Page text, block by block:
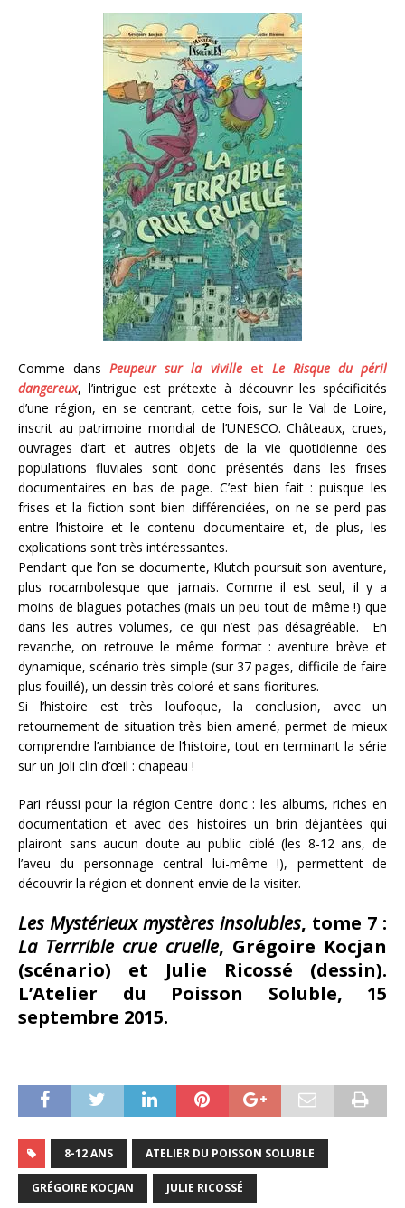
Comme dansPeupeur sur la vivilleet Le Risque du péril
dangereux, l’intrigue est prétexte à découvrir les spécificités
d’une région, en se centrant, cette fois, sur le Val de Loire,
inscrit au patrimoine mondial de l’UNESCO. Châteaux, crues,
ouvrages d’art et autres objets de la vie quotidienne des
populations fluviales sont donc présentés dans les frises
documentaires en bas de page. C’est bien fait : puisque les
frises et la fiction sont bien différenciées, on ne se perd pas
entre l’histoire et le contenu documentaire et, de plus, les
explications sont très intéressantes.
Pendant que l’on se documente, Klutch poursuit son aventure,
plus rocambolesque que jamais. Comme il est seul, il y a
moins de blagues potaches (mais un peu tout de même !) que
dans les autres volumes, ce qui n’est pas désagréable. En
revanche, on retrouve le même format : aventure brève et
dynamique, scénario très simple (sur 37 pages, difficile de faire
plus fouillé), un dessin très coloré et sans fioritures.
Si l’histoire est très loufoque, la conclusion, avec un
retournement de situation très bien amené, permet de mieux
comprendre l’ambiance de l’histoire, tout en terminant la série
sur un joli clin d’œil : chapeau !
Pari réussi pour la région Centre donc : les albums, riches en
documentation et avec des histoires un brin déjantées qui
plairont sans aucun doute au public ciblé (les 8-12 ans, de
l’aveu du personnage central lui-même !), permettent de
découvrir la région et donnent envie de la visiter.
Les Mystérieux mystères insolubles, tome 7 :
La Terrrible crue cruelle, Grégoire Kocjan
(scénario) et Julie Ricossé (dessin).
L’Atelier du Poisson Soluble, 15
septembre 2015.
8-12 ANS ATELIER DU POISSON SOLUBLE
GRÉGOIRE KOCJAN JULIE RICOSSÉ